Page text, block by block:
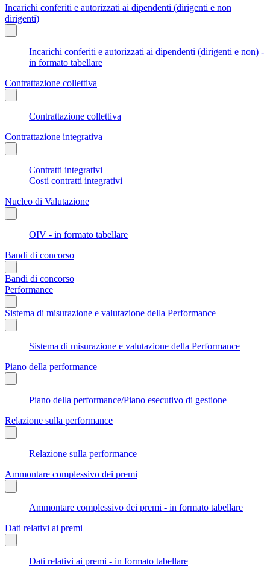
Incarichi conferiti e autorizzati ai dipendenti (dirigenti e non
dirigenti)
Incarichi conferiti e autorizzati ai dipendenti (dirigenti e non) -
in formato tabellare
Contrattazione collettiva
Contrattazione collettiva
Contrattazione integrativa
Contratti integrativi
Costi contratti integrativi
Nucleo di Valutazione
OIV - in formato tabellare
Bandi di concorso
Bandi di concorso
Performance
Sistema di misurazione e valutazione della Performance
Sistema di misurazione e valutazione della Performance
Piano della performance
Piano della performance/Piano esecutivo di gestione
Relazione sulla performance
Relazione sulla performance
Ammontare complessivo dei premi
Ammontare complessivo dei premi - in formato tabellare
Dati relativi ai premi
Dati relativi ai premi - in formato tabellare